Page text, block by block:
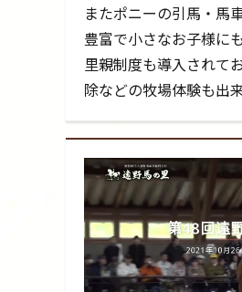
またポニーの引馬・馬
豊富で小さなお子様に
里親制度も導入されて
除などの牧場体験も出来